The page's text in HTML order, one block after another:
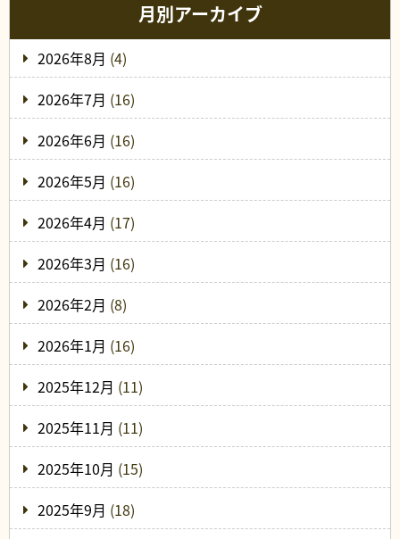
月別アーカイブ
2026年8月 (4)
2026年7月 (16)
2026年6月 (16)
2026年5月 (16)
2026年4月 (17)
2026年3月 (16)
2026年2月 (8)
2026年1月 (16)
2025年12月 (11)
2025年11月 (11)
2025年10月 (15)
2025年9月 (18)